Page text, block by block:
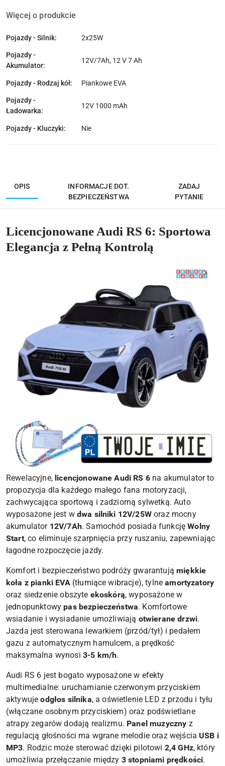
Więcej o produkcie
Pojazdy - Silnik: 2x25W
Pojazdy -
Akumulator:
12V/7Ah, 12 V 7 Ah
Pojazdy - Rodzaj kół: Piankowe EVA
Pojazdy -
Ładowarka:
12V 1000 mAh
Pojazdy - Kluczyki: Nie
OPIS
INFORMACJE DOT.
BEZPIECZEŃSTWA
ZADAJ
PYTANIE
Licencjonowane Audi RS 6: Sportowa
Elegancja z Pełną Kontrolą
Rewelacyjne, licencjonowane Audi RS 6na akumulator to
propozycja dla każdego małego fana motoryzacji,
zachwycająca sportową i zadziorną sylwetką. Auto
wyposażone jest w dwa silniki 12V/25Woraz mocny
akumulator 12V/7Ah. Samochód posiada funkcjęWolny
Start, co eliminuje szarpnięcia przy ruszaniu, zapewniając
łagodne rozpoczęcie jazdy.
Komfort i bezpieczeństwo podróży gwarantująmiękkie
koła z pianki EVA(tłumiące wibracje), tylneamortyzatory
oraz siedzenie obszyte ekoskórą, wyposażone w
jednopunktowypas bezpieczeństwa. Komfortowe
wsiadanie i wysiadanie umożliwiają otwierane drzwi.
Jazda jest sterowana lewarkiem (przód/tył) i pedałem
gazu z automatycznym hamulcem, a prędkość
maksymalna wynosi 3-5 km/h.
Audi RS 6 jest bogato wyposażone w efekty
multimedialne: uruchamianie czerwonym przyciskiem
aktywujeodgłos silnika, a oświetlenie LED z przodu i tyłu
(włączane osobnym przyciskiem) oraz podświetlane
atrapy zegarów dodają realizmu. Panel muzyczny z
regulacją głośności ma wgrane melodie oraz wejścia USB i
MP3. Rodzic może sterować dzięki pilotowi 2,4 GHz, który
umożliwia przełączanie między 3 stopniami prędkości.